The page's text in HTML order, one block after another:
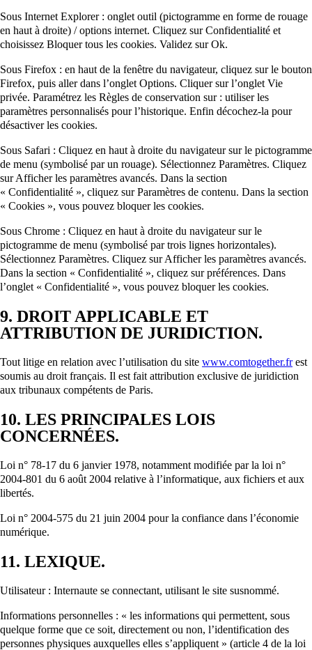
Sous Internet Explorer : onglet outil (pictogramme en forme de rouage
en haut à droite) / options internet. Cliquez sur Confidentialité et
choisissez Bloquer tous les cookies. Validez sur Ok.
Sous Firefox : en haut de la fenêtre du navigateur, cliquez sur le bouton
Firefox, puis aller dans l’onglet Options. Cliquer sur l’onglet Vie
privée. Paramétrez les Règles de conservation sur : utiliser les
paramètres personnalisés pour l’historique. Enfin décochez-la pour
désactiver les cookies.
Sous Safari : Cliquez en haut à droite du navigateur sur le pictogramme
de menu (symbolisé par un rouage). Sélectionnez Paramètres. Cliquez
sur Afficher les paramètres avancés. Dans la section
« Confidentialité », cliquez sur Paramètres de contenu. Dans la section
« Cookies », vous pouvez bloquer les cookies.
Sous Chrome : Cliquez en haut à droite du navigateur sur le
pictogramme de menu (symbolisé par trois lignes horizontales).
Sélectionnez Paramètres. Cliquez sur Afficher les paramètres avancés.
Dans la section « Confidentialité », cliquez sur préférences. Dans
l’onglet « Confidentialité », vous pouvez bloquer les cookies.
9. DROIT APPLICABLE ET
ATTRIBUTION DE JURIDICTION.
Tout litige en relation avec l’utilisation du site www.comtogether.frest
soumis au droit français. Il est fait attribution exclusive de juridiction
aux tribunaux compétents de Paris.
10. LES PRINCIPALES LOIS
CONCERNÉES.
Loi n° 78-17 du 6 janvier 1978, notamment modifiée par la loi n°
2004-801 du 6 août 2004 relative à l’informatique, aux fichiers et aux
libertés.
Loi n° 2004-575 du 21 juin 2004 pour la confiance dans l’économie
numérique.
11. LEXIQUE.
Utilisateur : Internaute se connectant, utilisant le site susnommé.
Informations personnelles : « les informations qui permettent, sous
quelque forme que ce soit, directement ou non, l’identification des
personnes physiques auxquelles elles s’appliquent » (article 4 de la loi